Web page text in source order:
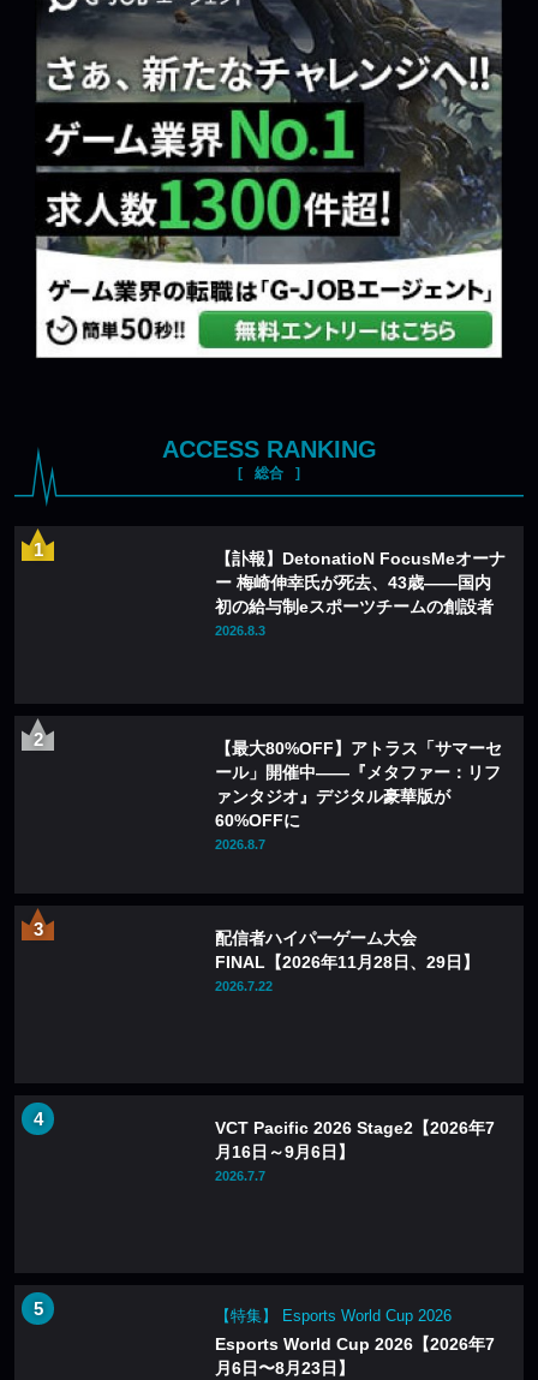
ACCESS RANKING
総合
【訃報】DetonatioN FocusMeオーナ
ー 梅崎伸幸氏が死去、43歳——国内
初の給与制eスポーツチームの創設者
2026.8.3
【最大80%OFF】アトラス「サマーセ
ール」開催中——『メタファー：リフ
ァンタジオ』デジタル豪華版が
60%OFFに
2026.8.7
配信者ハイパーゲーム大会
FINAL【2026年11月28日、29日】
2026.7.22
VCT Pacific 2026 Stage2【2026年7
月16日～9月6日】
2026.7.7
【特集】 Esports World Cup 2026
Esports World Cup 2026【2026年7
月6日〜8月23日】